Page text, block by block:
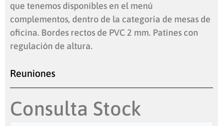
que tenemos disponibles en el menú
complementos, dentro de la categoría de mesas de
oficina. Bordes rectos de PVC 2 mm. Patines con
regulación de altura.
Reuniones
Consulta Stock